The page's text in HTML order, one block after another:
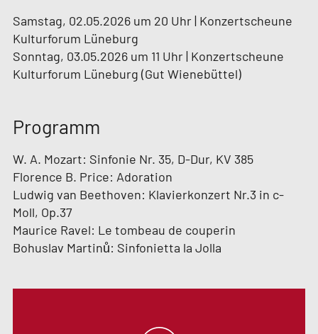
Samstag, 02.05.2026 um 20 Uhr | Konzertscheune
Kulturforum Lüneburg
Sonntag, 03.05.2026 um 11 Uhr | Konzertscheune
Kulturforum Lüneburg (Gut Wienebüttel)
Programm
W. A. Mozart: Sinfonie Nr. 35, D-Dur, KV 385
Florence B. Price: Adoration
Ludwig van Beethoven: Klavierkonzert Nr.3 in c-
Moll, Op.37
Maurice Ravel: Le tombeau de couperin
Bohuslav Martinů: Sinfonietta la Jolla